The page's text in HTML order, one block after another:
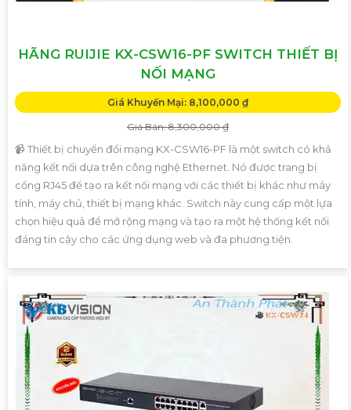
HÃNG RUIJIE KX-CSW16-PF SWITCH THIẾT BỊ
NỐI MẠNG
Giá Khuyến Mại: 8,100,000 ₫
Giá Bán: 8,300,000 ₫
📹 Thiết bị chuyển đổi mạng KX-CSW16-PF là một switch có khả
năng kết nối dựa trên công nghệ Ethernet. Nó được trang bị
cổng RJ45 để tạo ra kết nối mạng với các thiết bị khác như máy
tính, máy chủ, thiết bị mạng khác. Switch này cung cấp một lựa
chọn hiệu quả để mở rộng mạng và tạo ra một hệ thống kết nối
đáng tin cậy cho các ứng dụng web và đa phương tiện.